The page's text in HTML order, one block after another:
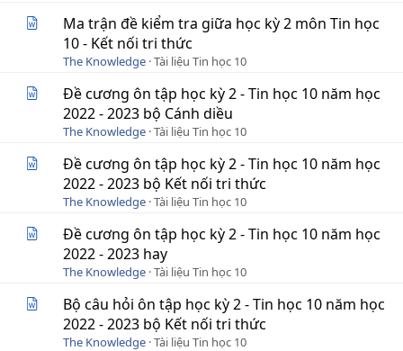
Ma trận đề kiểm tra giữa học kỳ 2 môn Tin học
10 - Kết nối tri thức
The Knowledge Tài liệu Tin học 10
Đề cương ôn tập học kỳ 2 - Tin học 10 năm học
2022 - 2023 bộ Cánh diều
The Knowledge Tài liệu Tin học 10
Đề cương ôn tập học kỳ 2 - Tin học 10 năm học
2022 - 2023 bộ Kết nối tri thức
The Knowledge Tài liệu Tin học 10
Đề cương ôn tập học kỳ 2 - Tin học 10 năm học
2022 - 2023 hay
The Knowledge Tài liệu Tin học 10
Bộ câu hỏi ôn tập học kỳ 2 - Tin học 10 năm học
2022 - 2023 bộ Kết nối tri thức
The Knowledge Tài liệu Tin học 10